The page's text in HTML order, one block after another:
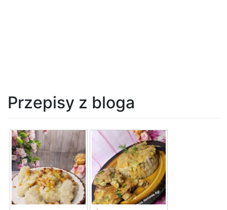
Przepisy z bloga